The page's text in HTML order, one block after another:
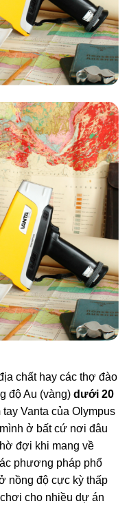
chất hay các thợ đào
độ Au (vàng) dưới 20
Vanta của Olympus
ở bất cứ nơi đâu
đợi khi mang về
phương pháp phổ
nồng độ cực kỳ thấp
cho nhiều dự án